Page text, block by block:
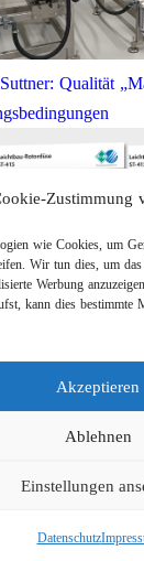
Zustimmung
wie Cookies, um
Wir tun dies, um
Werbung
kann dies bestimmte
Akzeptieren
Ablehnen
Einstellungen
Datenschutz
Qualität